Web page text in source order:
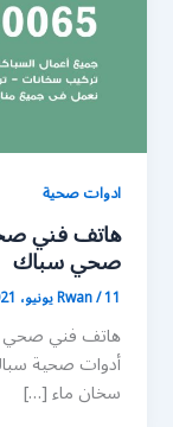
ادوات صحية
صحي سباك
Rwan/11 يونيو، 2021
هاتف فني صحي
أدوات صحية
سخان ماء […]